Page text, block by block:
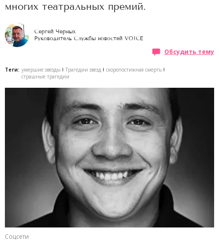
многих театральных премий.
Сергей Черных
Руководитель Службы новостей VOICE
Обсудить тему
Теги: умершие звезды Трагедии звезд
скоропостижная смерть
страшные трагедии
Соцсети